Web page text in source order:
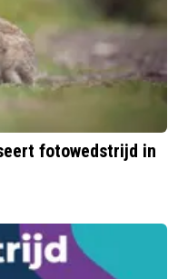
fotowedstrijd in